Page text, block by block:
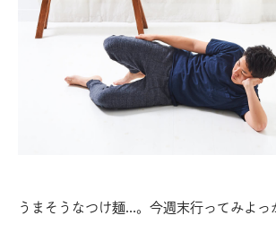
うまそうなつけ麺…。今週末行ってみよっ